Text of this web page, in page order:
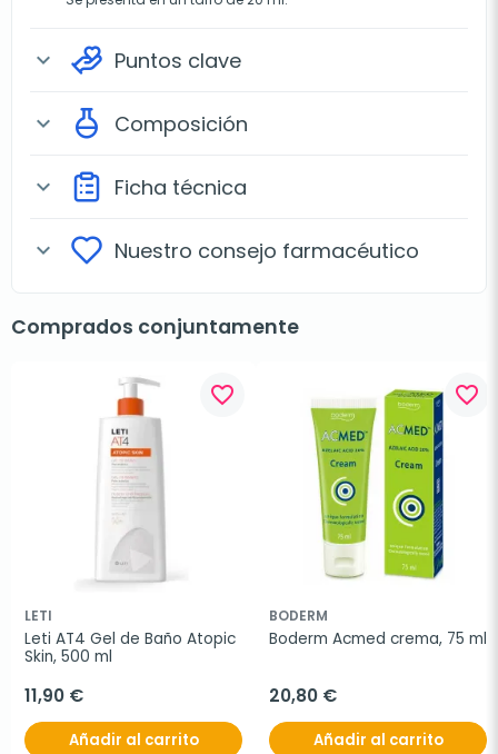
expand_more Puntos clave
expand_more Composición
expand_more Ficha técnica
expand_more Nuestro consejo farmacéutico
Comprados conjuntamente
favorite_border
LETI
Leti AT4 Gel de Baño Atopic
Skin, 500 ml
11,90 €
Añadir al carrito
favorite_border
BODERM
Boderm Acmed crema, 75 ml
20,80 €
Añadir al carrito